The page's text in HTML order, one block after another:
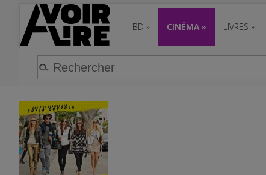
BD » CINÉMA » LIVRES »